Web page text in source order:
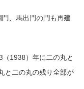
、馬出門の門も再建
1938）年に二の丸と
と二の丸の残り全部が